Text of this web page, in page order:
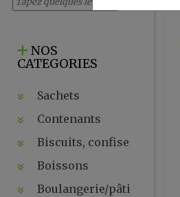
NOS
CATEGORIES
Sachets
Contenants
Biscuits, confiseries,
Boissons
Boulangerie/pâtisseries